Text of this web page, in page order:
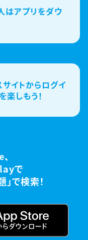
はアプリをダウ
イトからログイ
楽しもう！
で
」で検索！